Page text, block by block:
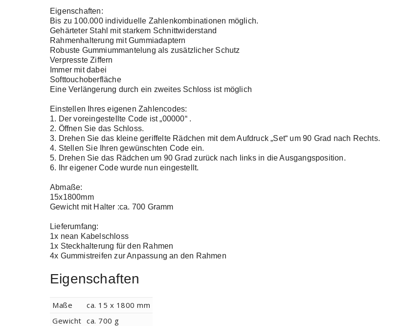
Eigenschaften:
Bis zu 100.000 individuelle Zahlenkombinationen möglich.
Gehärteter Stahl mit starkem Schnittwiderstand
Rahmenhalterung mit Gummiadaptern
Robuste Gummiummantelung als zusätzlicher Schutz
Verpresste Ziffern
Immer mit dabei
Softtouchoberfläche
Eine Verlängerung durch ein zweites Schloss ist möglich
Einstellen Ihres eigenen Zahlencodes:
1. Der voreingestellte Code ist „00000“ .
2. Öffnen Sie das Schloss.
3. Drehen Sie das kleine geriffelte Rädchen mit dem Aufdruck „Set“ um 90 Grad nach Rechts.
4. Stellen Sie Ihren gewünschten Code ein.
5. Drehen Sie das Rädchen um 90 Grad zurück nach links in die Ausgangsposition.
6. Ihr eigener Code wurde nun eingestellt.
Abmaße:
15x1800mm
Gewicht mit Halter :ca. 700 Gramm
Lieferumfang:
1x nean Kabelschloss
1x Steckhalterung für den Rahmen
4x Gummistreifen zur Anpassung an den Rahmen
Eigenschaften
Maße ca. 15 x 1800 mm
Gewicht ca. 700 g